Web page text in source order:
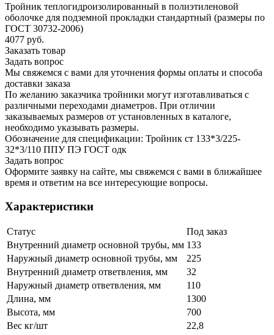
Тройник теплогидроизолированный в полиэтиленовой
оболочке для подземной прокладки стандартный (размеры по
ГОСТ 30732-2006)
4077 руб.
Заказать товар
Задать вопрос
Мы свяжемся с вами для уточнения формы оплаты и способа
доставки заказа
По желанию заказчика тройники могут изготавливаться с
различными переходами диаметров. При отличии
заказываемых размеров от установленных в каталоге,
необходимо указывать размеры.
Обозначение для спецификации: Тройник ст 133*3/225-
32*3/110 ППУ ПЭ ГОСТ одк
Задать вопрос
Оформите заявку на сайте, мы свяжемся с вами в ближайшее
время и ответим на все интересующие вопросы.
Характеристики
Статус
Под заказ
Внутренний диаметр основной трубы, мм 133
Наружный диаметр основной трубы, мм
225
Внутренний диаметр ответвления, мм
32
Наружный диаметр ответвления, мм
110
Длина, мм
1300
Высота, мм
700
Вес кг/шт
22,8